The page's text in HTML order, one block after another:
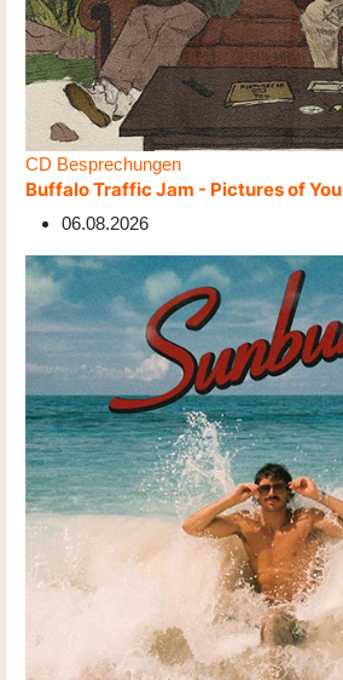
CD Besprechungen
Buffalo Traffic Jam - Pictures of You
06.08.2026